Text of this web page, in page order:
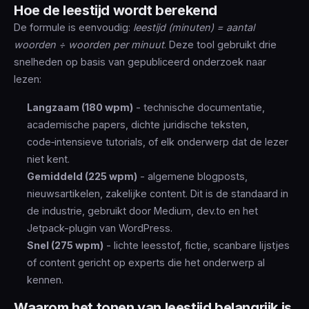
Hoe de leestijd wordt berekend
De formule is eenvoudig: leestijd (minuten) = aantal
woorden ÷ woorden per minuut. Deze tool gebruikt drie
snelheden op basis van gepubliceerd onderzoek naar
lezen:
Langzaam (180 wpm) - technische documentatie,
academische papers, dichte juridische teksten,
code‑intensieve tutorials, of elk onderwerp dat de lezer
niet kent.
Gemiddeld (225 wpm) - algemene blogposts,
nieuwsartikelen, zakelijke content. Dit is de standaard in
de industrie, gebruikt door Medium, dev.to en het
Jetpack-plugin van WordPress.
Snel (275 wpm) - lichte leesstof, fictie, scanbare lijstjes
of content gericht op experts die het onderwerp al
kennen.